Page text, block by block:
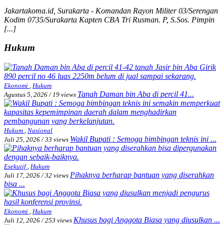
Jakartakoma.id, Surakarta - Komandan Rayon Militer 03/Serengan
Kodim 0735/Surakarta Kapten CBA Tri Rusman. P, S.Sos. Pimpin
[...]
Hukum
Ekonomi , Hukum
Agustus 5, 2026 / 19 views Tanah Daman bin Aba di percil 41...
Hukum , Nasional
Juli 25, 2026 / 33 views Wakil Bupati : Semoga bimbingan teknis ini ...
Esekutif , Hukum
Juli 17, 2026 / 32 views Pihaknya berharap bantuan yang diserahkan
bisa ...
Ekonomi , Hukum
Juli 12, 2026 / 253 views Khusus bagi Anggota Biasa yang diusulkan ...